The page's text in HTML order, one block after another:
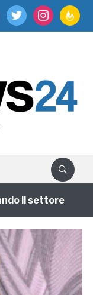
twitter instagram
il settore